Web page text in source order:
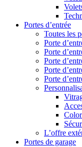
Portes d’entrée
Toutes les
Porte
Porte
Porte
Porte
Porte
L’offre
Portes de garage